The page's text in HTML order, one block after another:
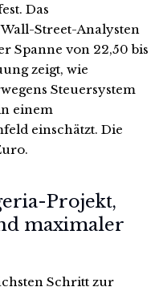
Das
Street-Analysten
Spanne von 22,50 bis
zeigt, wie
Steuersystem
einem
einschätzt. Die
Projekt,
maximaler
Schritt zur